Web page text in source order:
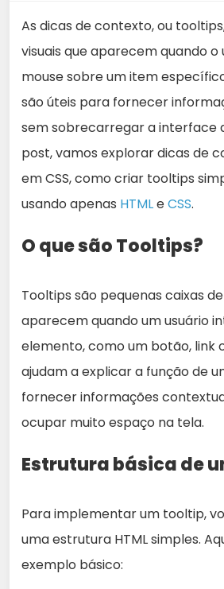
As dicas de contexto, ou
visuais que aparecem quando o
mouse sobre um item
são úteis para fornecer
sem sobrecarregar a interface
post, vamos explorar dicas de
em CSS, como criar tooltips
usando apenas HTMLeCSS.
O que são Tooltips?
Tooltips são pequenas caixas
aparecem quando um usuário
elemento, como um botão, link
ajudam a explicar a função de
fornecer informações
ocupar muito espaço na tela.
Estrutura básica de
Para implementar um tooltip,
uma estrutura HTML simples.
exemplo básico: